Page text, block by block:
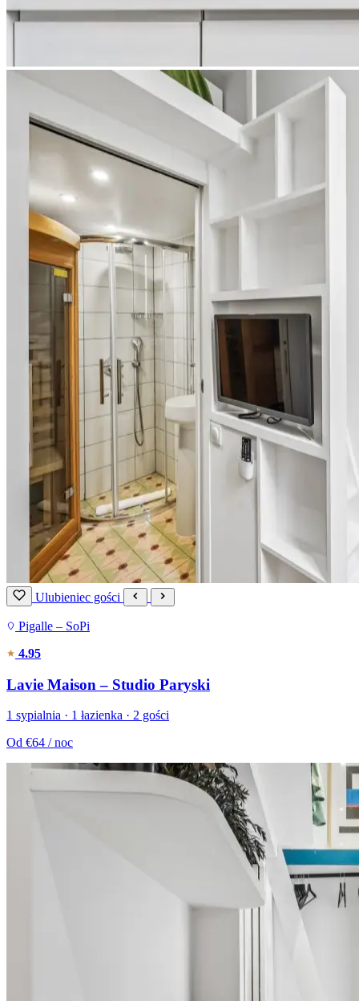
Ulubieniec gości
Pigalle – SoPi
4.95
Lavie Maison – Studio Paryski
1 sypialnia · 1 łazienka · 2 gości
Od €64 / noc